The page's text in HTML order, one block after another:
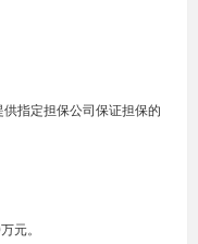
指定担保公司保证担保的
元。